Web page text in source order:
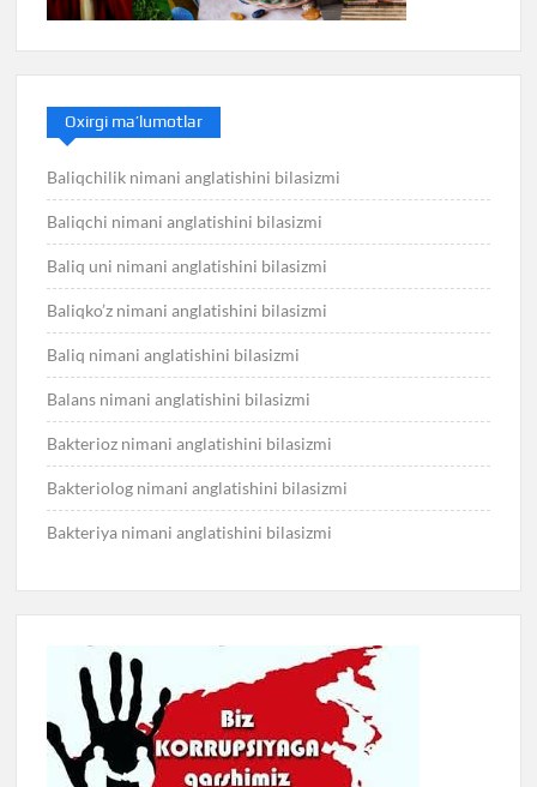
Oxirgi ma’lumotlar
Baliqchilik nimani anglatishini bilasizmi
Baliqchi nimani anglatishini bilasizmi
Baliq uni nimani anglatishini bilasizmi
Baliqko’z nimani anglatishini bilasizmi
Baliq nimani anglatishini bilasizmi
Balans nimani anglatishini bilasizmi
Bakterioz nimani anglatishini bilasizmi
Bakteriolog nimani anglatishini bilasizmi
Bakteriya nimani anglatishini bilasizmi